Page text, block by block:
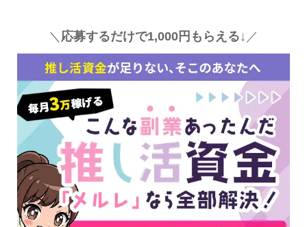
＼ 応募するだけで1,000円もらえる↓ ／